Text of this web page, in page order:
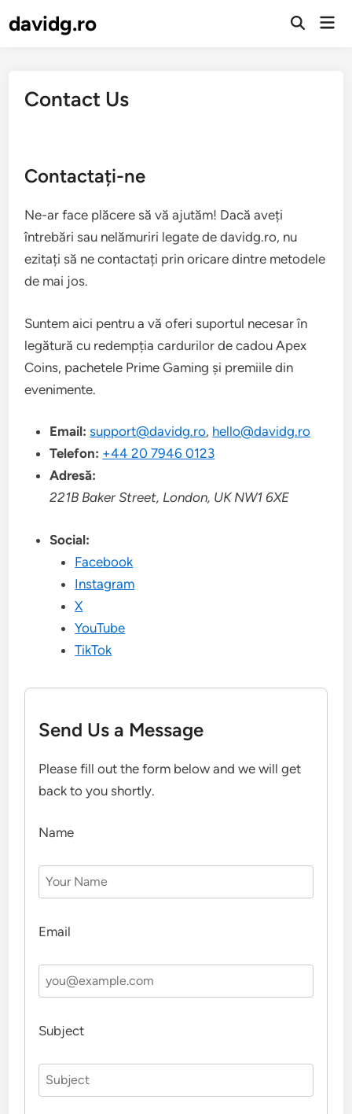
todavidg.ro
Open
Contact Us
Contactați-ne
Ne-ar face plăcere să vă ajutăm! Dacă aveți
întrebări sau nelămuriri legate de davidg.ro, nu
ezitați să ne contactați prin oricare dintre metodele
de mai jos.
Suntem aici pentru a vă oferi suportul necesar în
legătură cu redempția cardurilor de cadou Apex
Coins, pachetele Prime Gaming și premiile din
evenimente.
Email: support@davidg.ro, hello@davidg.ro
Telefon: +44 20 7946 0123
Adresă:
221B Baker Street, London, UK NW1 6XE
Social:
Facebook
Instagram
X
YouTube
TikTok
Send Us a Message
Please fill out the form below and we will get
back to you shortly.
Name
Email
Subject